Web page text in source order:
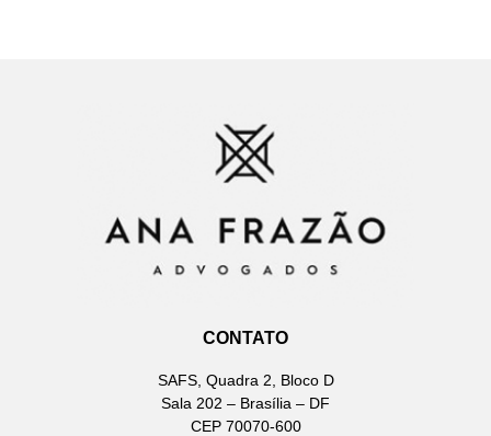
CONTATO
SAFS, Quadra 2, Bloco D
Sala 202 – Brasília – DF
CEP 70070-600